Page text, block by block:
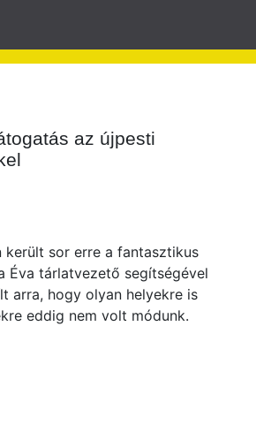
az újpesti
került sor erre a fantasztikus
Éva tárlatvezető segítségével
arra, hogy olyan helyekre is
eddig nem volt módunk.